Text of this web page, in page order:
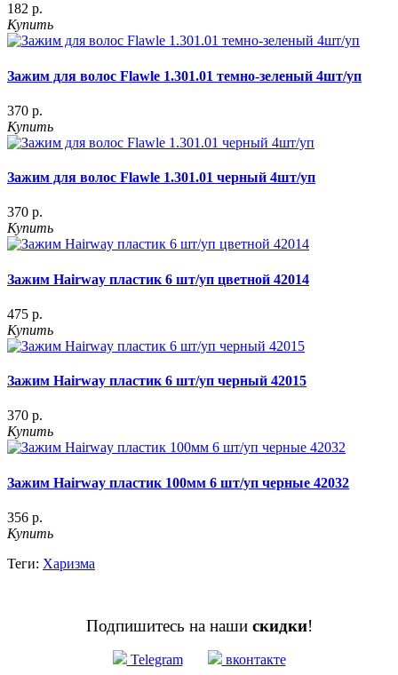
182 р.
Купить
Зажим для волос Flawle 1.301.01 темно-зеленый 4шт/уп
370 р.
Купить
Зажим для волос Flawle 1.301.01 черный 4шт/уп
370 р.
Купить
Зажим Hairway пластик 6 шт/уп цветной 42014
475 р.
Купить
Зажим Hairway пластик 6 шт/уп черный 42015
370 р.
Купить
Зажим Hairway пластик 100мм 6 шт/уп черные 42032
356 р.
Купить
Теги: Харизма
Подпишитесь на наши скидки!
Telegram вконтакте